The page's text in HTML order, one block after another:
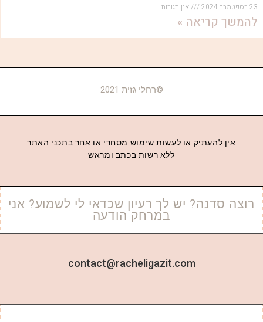
23 בספטמבר 2024 אין תגובות
להמשך קריאה »
©רחלי גזית 2021
אין להעתיק או לעשות שימוש מסחרי או אחר בתכני האתר
ללא רשות בכתב ומראש
רוצה סדנה? יש לך רעיון שכדאי לי לשמוע? אני
במרחק הודעה
contact@racheligazit.com